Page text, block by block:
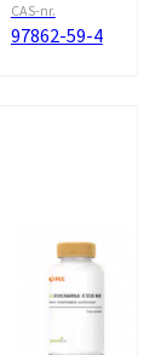
CAS-nr.
97862-59-4